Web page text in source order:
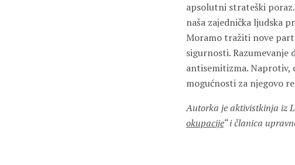
apsolutni strateški
naša zajednička ljudska
Moramo tražiti nove
sigurnosti. Razumevanje
antisemitizma. Naprotiv,
mogućnosti za njegovo
Autorka je aktivistkinja iz
okupacije“ i članica